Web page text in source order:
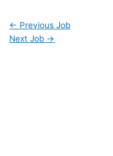
← Previous Job
Next Job →